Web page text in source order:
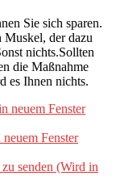
Sie sich sparen.
Muskel, der dazu
nichts.Sollten
die Maßnahme
es Ihnen nichts.
neuem Fenster
Fenster
senden (Wird in